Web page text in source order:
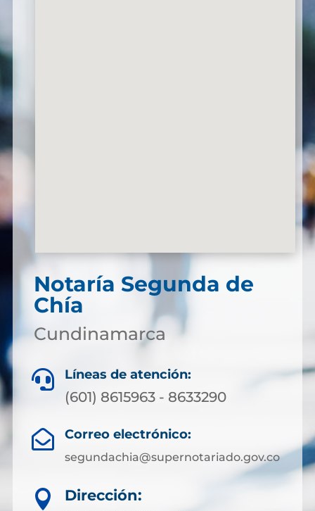
Notaría Segunda de
Chía
Cundinamarca
 Líneas de atención:
(601) 8615963 - 8633290
 Correo electrónico:
segundachia@supernotariado.gov.co

Dirección: